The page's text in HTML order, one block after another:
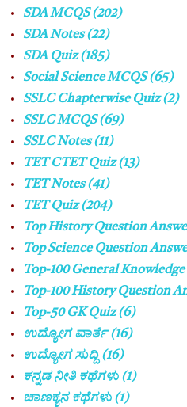
SDA MCQS(202)
SDA Notes(22)
SDA Quiz(185)
Social Science MCQS(65)
SSLC Chapterwise Quiz(2)
SSLC MCQS(69)
SSLC Notes(11)
TET CTET Quiz(13)
TET Notes(41)
TET Quiz(204)
Top History Question
Top Science Question
Top-100 General
Top-100 History Question
Top-50 GK Quiz(6)
ಉದ್ಯೋಗ ವಾರ್ತೆ(16)
ಉದ್ಯೋಗ ಸುದ್ದಿ (16)
ಕನ್ನಡ ನೀತಿ ಕಥೆಗಳು (1)
ಚಾಣಕ್ಯನ ಕಥೆಗಳು (1)